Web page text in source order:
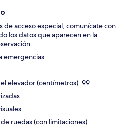
de acceso especial, comunícate con
los datos que aparecen en la
emergencias
elevador (centímetros): 99
ruedas (con limitaciones)